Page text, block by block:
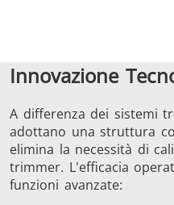
Innovazione
A differenza dei sistemi
adottano una struttura
elimina la necessità di
trimmer. L'efficacia
funzioni avanzate: